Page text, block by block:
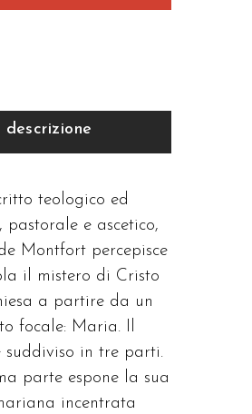
descrizione
teologico ed
pastorale e ascetico,
Montfort percepisce
il mistero di Cristo
a partire da un
focale: Maria. Il
suddiviso in tre parti.
parte espone la sua
incentrata